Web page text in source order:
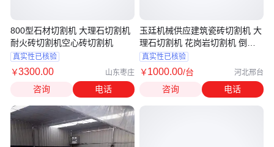
800型石材切割机 大理石切割机
耐火砖切割机空心砖切割机
真实性已核验
￥3300.00 山东枣庄
咨询 电话
玉廷机械供应建筑瓷砖切割机 大
理石切割机 花岗岩切割机 倒角
切割机厂家
真实性已核验
￥1000.00/台 河北邢台
咨询 电话